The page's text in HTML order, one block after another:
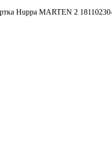
Huppa MARTEN 2